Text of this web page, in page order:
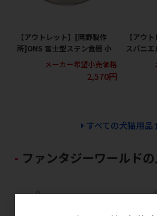
【アウトレット】[岡野製作
所]ONS 富士型ステン食器 小
メーカー希望小売価格
2,570円
【アウ
スパニエ
すべての犬猫用品
ファンタジーワールド